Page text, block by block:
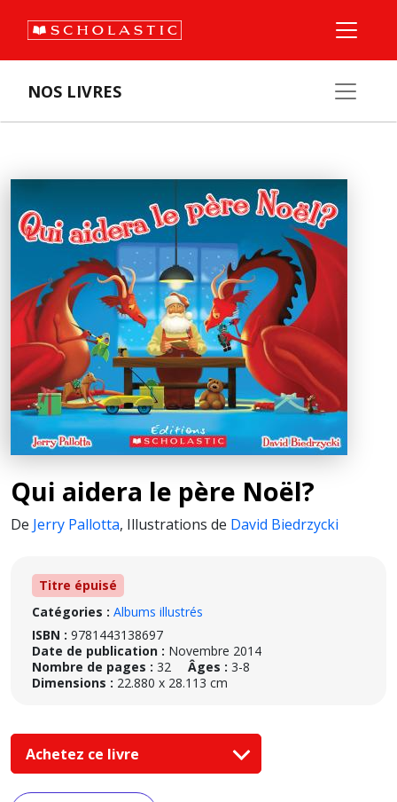
NOS LIVRES
Qui aidera le père Noël?
De Jerry Pallotta, Illustrations de David Biedrzycki
Titre épuisé
Catégories : Albums illustrés
ISBN : 9781443138697
Date de publication : Novembre 2014
Nombre de pages : 32 Âges : 3-8
Dimensions : 22.880 x 28.113 cm
Achetez ce livre